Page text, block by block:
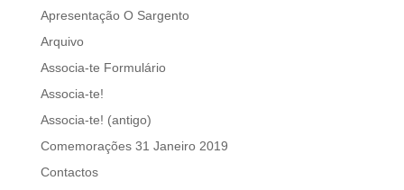
Apresentação O Sargento
Arquivo
Associa-te Formulário
Associa-te!
Associa-te! (antigo)
Comemorações 31 Janeiro 2019
Contactos